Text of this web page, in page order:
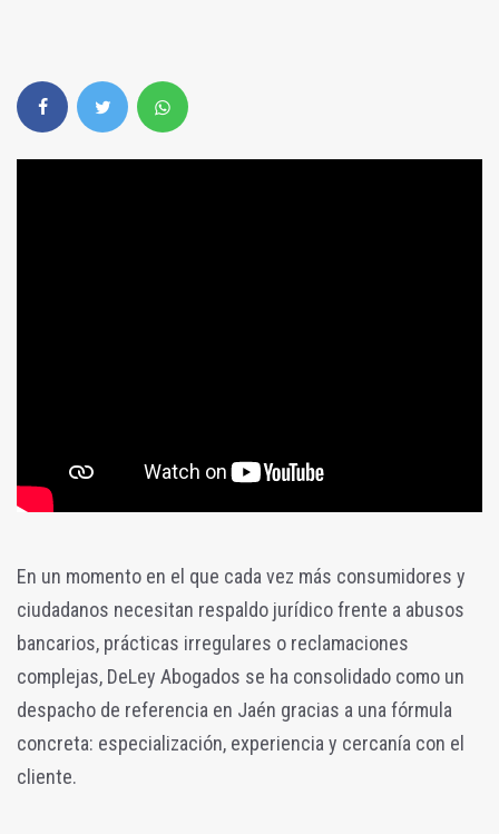
En un momento en el que cada vez más consumidores y
ciudadanos necesitan respaldo jurídico frente a abusos
bancarios, prácticas irregulares o reclamaciones
complejas, DeLey Abogados se ha consolidado como un
despacho de referencia en Jaén gracias a una fórmula
concreta: especialización, experiencia y cercanía con el
cliente.